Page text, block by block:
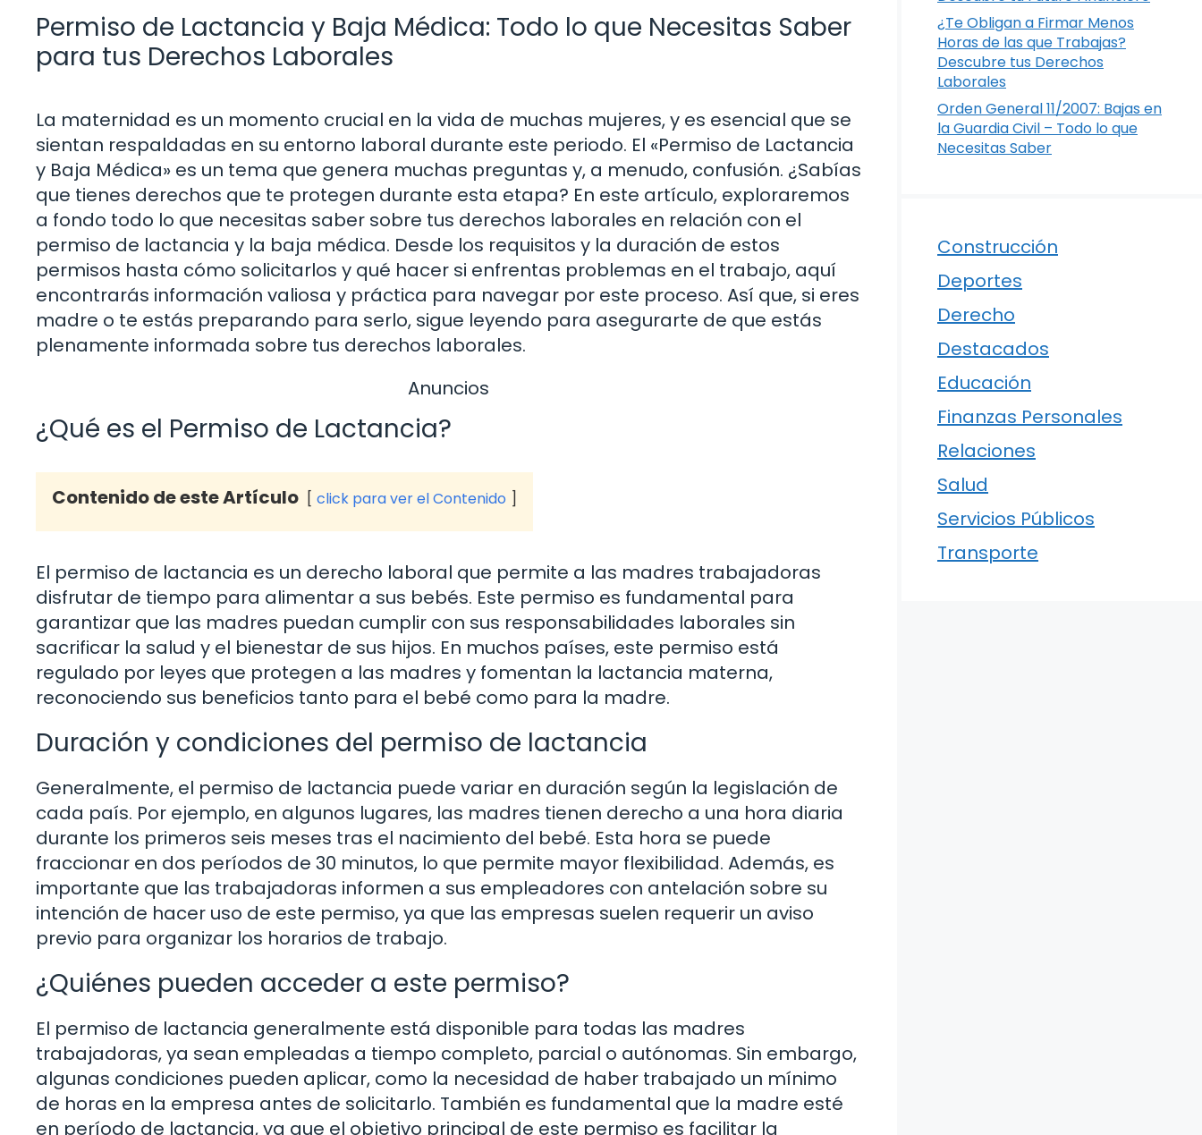
Permiso de Lactancia y Baja Médica: Todo lo que Necesitas Saber
para tus Derechos Laborales
La maternidad es un momento crucial en la vida de muchas mujeres, y es esencial que se
sientan respaldadas en su entorno laboral durante este periodo. El «Permiso de Lactancia
y Baja Médica» es un tema que genera muchas preguntas y, a menudo, confusión. ¿Sabías
que tienes derechos que te protegen durante esta etapa? En este artículo, exploraremos
a fondo todo lo que necesitas saber sobre tus derechos laborales en relación con el
permiso de lactancia y la baja médica. Desde los requisitos y la duración de estos
permisos hasta cómo solicitarlos y qué hacer si enfrentas problemas en el trabajo, aquí
encontrarás información valiosa y práctica para navegar por este proceso. Así que, si eres
madre o te estás preparando para serlo, sigue leyendo para asegurarte de que estás
plenamente informada sobre tus derechos laborales.
Anuncios
¿Qué es el Permiso de Lactancia?
Contenido de este Artículo click para ver el Contenido
El permiso de lactancia es un derecho laboral que permite a las madres trabajadoras
disfrutar de tiempo para alimentar a sus bebés. Este permiso es fundamental para
garantizar que las madres puedan cumplir con sus responsabilidades laborales sin
sacrificar la salud y el bienestar de sus hijos. En muchos países, este permiso está
regulado por leyes que protegen a las madres y fomentan la lactancia materna,
reconociendo sus beneficios tanto para el bebé como para la madre.
Duración y condiciones del permiso de lactancia
Generalmente, el permiso de lactancia puede variar en duración según la legislación de
cada país. Por ejemplo, en algunos lugares, las madres tienen derecho a una hora diaria
durante los primeros seis meses tras el nacimiento del bebé. Esta hora se puede
fraccionar en dos períodos de 30 minutos, lo que permite mayor flexibilidad. Además, es
importante que las trabajadoras informen a sus empleadores con antelación sobre su
intención de hacer uso de este permiso, ya que las empresas suelen requerir un aviso
previo para organizar los horarios de trabajo.
¿Quiénes pueden acceder a este permiso?
El permiso de lactancia generalmente está disponible para todas las madres
trabajadoras, ya sean empleadas a tiempo completo, parcial o autónomas. Sin embargo,
algunas condiciones pueden aplicar, como la necesidad de haber trabajado un mínimo
de horas en la empresa antes de solicitarlo. También es fundamental que la madre esté
en período de lactancia, ya que el objetivo principal de este permiso es facilitar la
¿Te Obligan a Firmar Menos
Horas de las que Trabajas?
Descubre tus Derechos
Laborales
Orden General 11/2007: Bajas en
la Guardia Civil – Todo lo que
Necesitas Saber
Construcción
Deportes
Derecho
Destacados
Educación
Finanzas Personales
Relaciones
Salud
Servicios Públicos
Transporte